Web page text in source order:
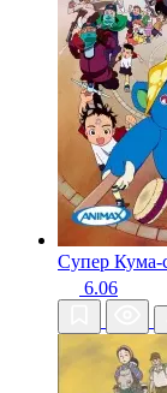
Супер Кума-
6.06